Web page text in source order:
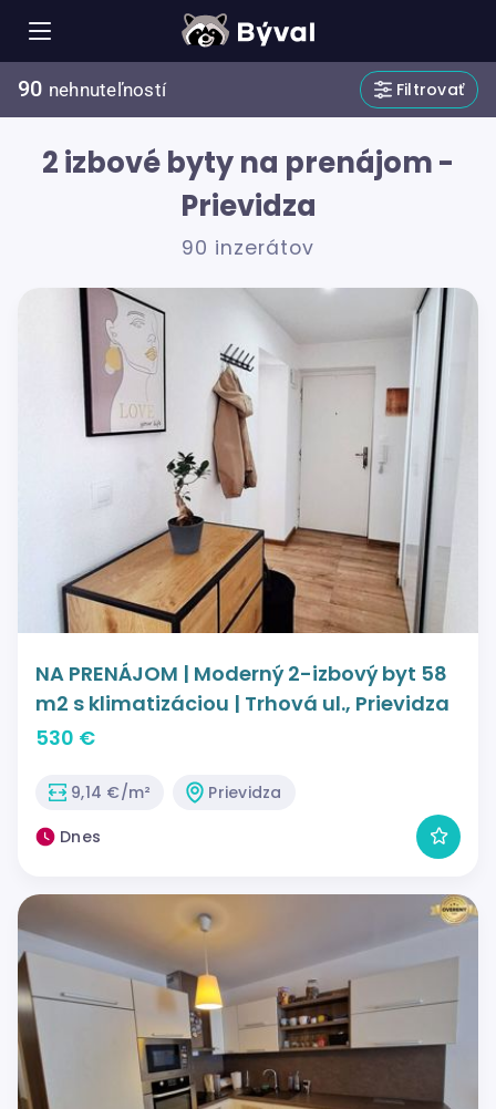
90 nehnuteľností Filtrovať
2 izbové byty na prenájom -
Prievidza
90 inzerátov
NA PRENÁJOM | Moderný 2-izbový byt 58
m2 s klimatizáciou | Trhová ul., Prievidza
530 €
9,14 €/m²
Prievidza
Dnes